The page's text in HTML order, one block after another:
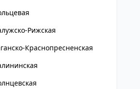
Рижская
Краснопресненская